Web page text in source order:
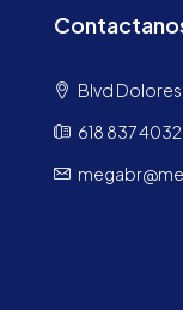
Blvd
618 837 4032